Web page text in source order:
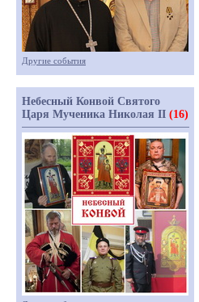
Другие события
Небесный Конвой Святого
Царя Мученика Николая II (16)